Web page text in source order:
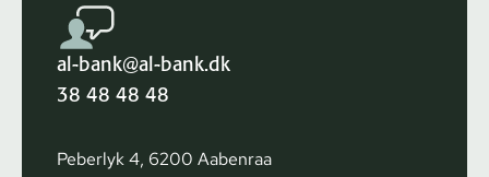
al-bank@al-bank.dk
38 48 48 48
Peberlyk 4, 6200 Aabenraa